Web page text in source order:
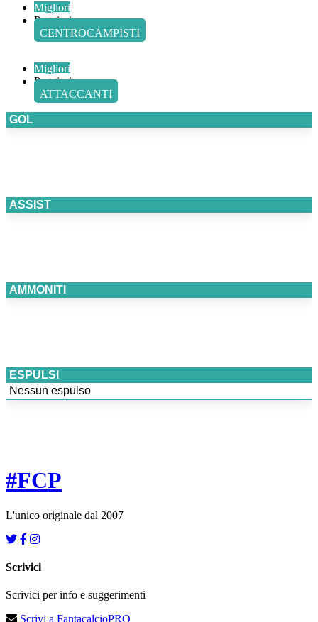
Migliori
Peggiori
CENTROCAMPISTI
Migliori
Peggiori
ATTACCANTI
GOL
ASSIST
AMMONITI
ESPULSI
Nessun espulso
#FCP
L'unico originale dal 2007
Scrivici
Scrivici per info e suggerimenti
Scrivi a FantacalcioPRO